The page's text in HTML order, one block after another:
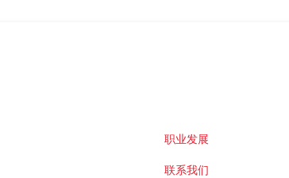
职业发展
联系我们